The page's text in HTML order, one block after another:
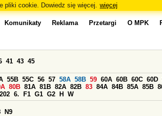
pliki cookie. Dowiedz się więcej. więcej
Komunikaty Reklama Przetargi O MPK
41 43 45
55B 55C 56 57 58A 58B 59 60A 60B 60C 60D
80B 81A 81B 82A 82B 83 84A 84B 85A 85B
202 6. F1 G1 G2 H W
N9